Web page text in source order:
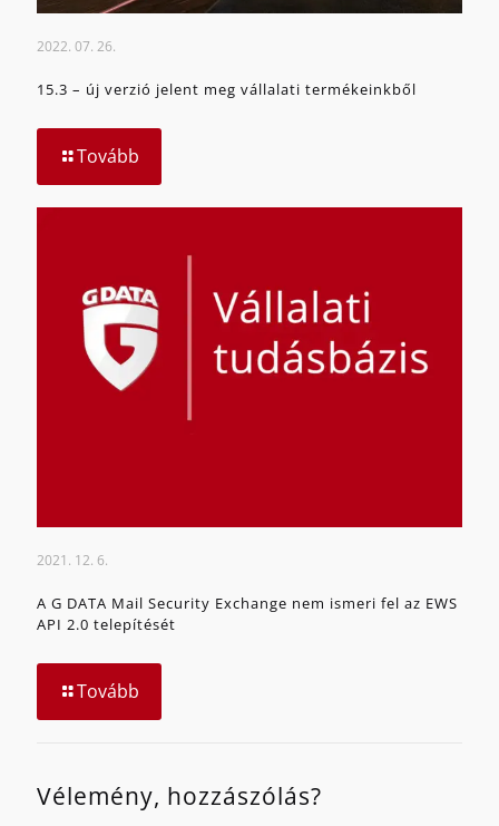
2022. 07. 26.
15.3 – új verzió jelent meg vállalati termékeinkből
Tovább
2021. 12. 6.
A G DATA Mail Security Exchange nem ismeri fel az EWS
API 2.0 telepítését
Tovább
Vélemény, hozzászólás?